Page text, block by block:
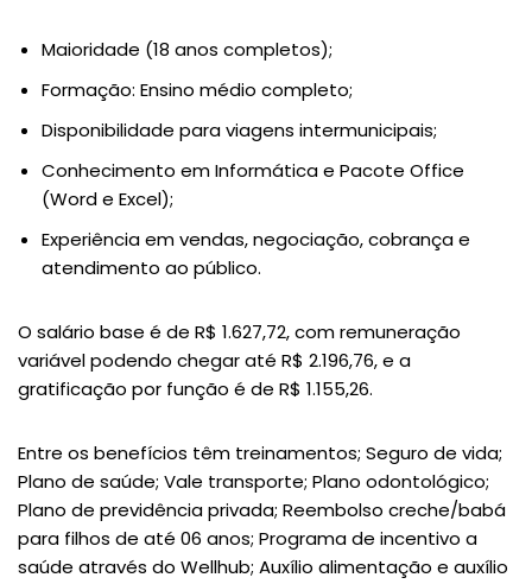
Maioridade (18 anos completos);
Formação: Ensino médio completo;
Disponibilidade para viagens intermunicipais;
Conhecimento em Informática e Pacote Office
(Word e Excel);
Experiência em vendas, negociação, cobrança e
atendimento ao público.
O salário base é de R$ 1.627,72, com remuneração
variável podendo chegar até R$ 2.196,76, e a
gratificação por função é de R$ 1.155,26.
Entre os benefícios têm treinamentos; Seguro de vida;
Plano de saúde; Vale transporte; Plano odontológico;
Plano de previdência privada; Reembolso creche/babá
para filhos de até 06 anos; Programa de incentivo a
saúde através do Wellhub; Auxílio alimentação e auxílio